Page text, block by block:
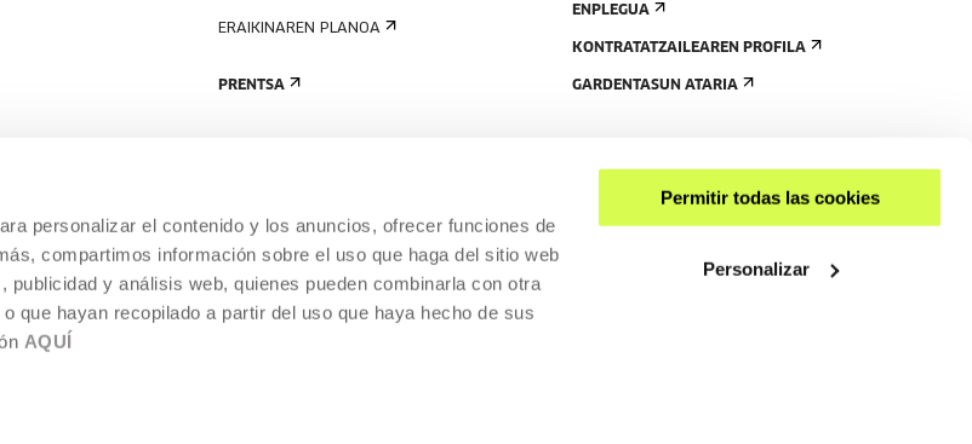
personalizar el contenido y los anuncios, ofrecer funciones de
compartimos información sobre el uso que haga del sitio web
y análisis web, quienes pueden combinarla con otra
que hayan recopilado a partir del uso que haya hecho de sus
AQUÍ
Permitir todas las cookies
Personalizar
ERAIKINAREN PLANOA
PRENTSA
ENPLEGUA
KONTRATATZAILEAREN PROFILA
GARDENTASUN ATARIA